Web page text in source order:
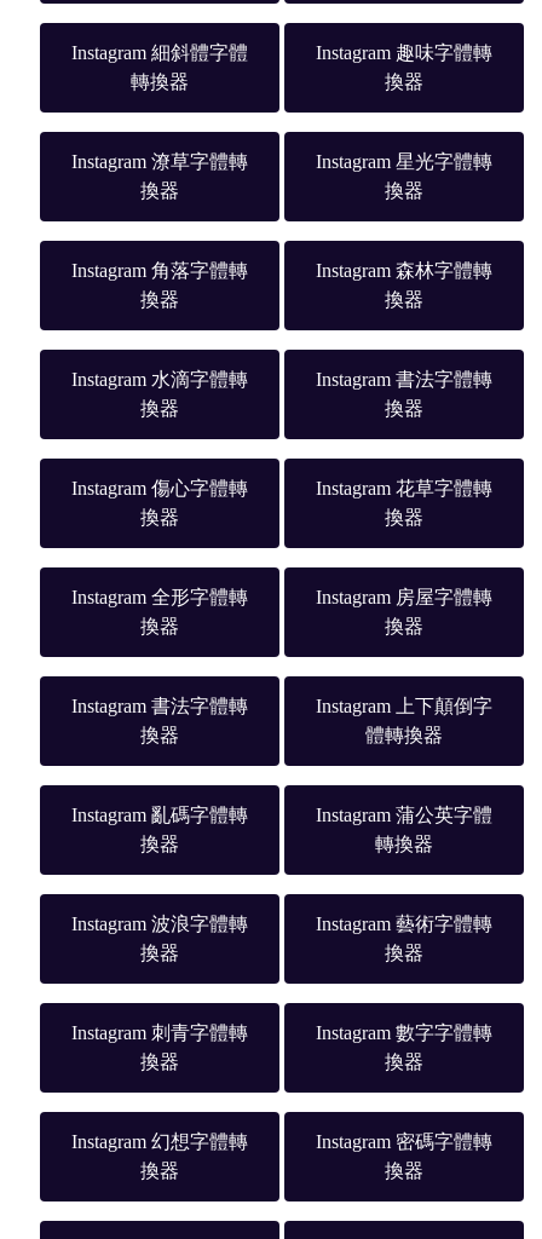
Instagram 細斜體字體
轉換器
Instagram 趣味字體轉
換器
Instagram 潦草字體轉
換器
Instagram 星光字體轉
換器
Instagram 角落字體轉
換器
Instagram 森林字體轉
換器
Instagram 水滴字體轉
換器
Instagram 書法字體轉
換器
Instagram 傷心字體轉
換器
Instagram 花草字體轉
換器
Instagram 全形字體轉
換器
Instagram 房屋字體轉
換器
Instagram 書法字體轉
換器
Instagram 上下顛倒字
體轉換器
Instagram 亂碼字體轉
換器
Instagram 蒲公英字體
轉換器
Instagram 波浪字體轉
換器
Instagram 藝術字體轉
換器
Instagram 刺青字體轉
換器
Instagram 數字字體轉
換器
Instagram 幻想字體轉
換器
Instagram 密碼字體轉
換器